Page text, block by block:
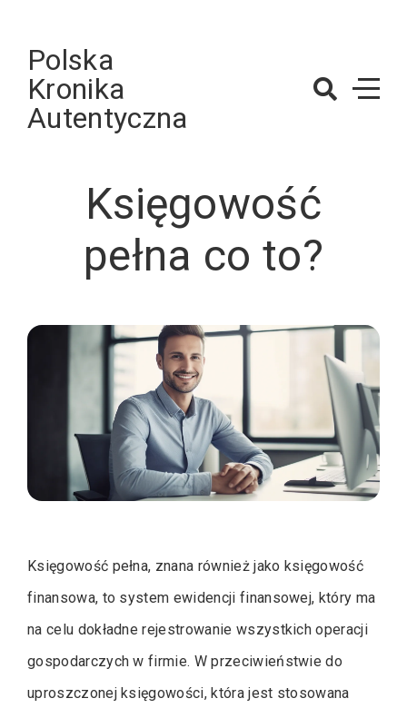
contentPolska
Kronika
Autentyczna
Księgowość
pełna co to?
Księgowość pełna, znana również jako księgowość
finansowa, to system ewidencji finansowej, który ma
na celu dokładne rejestrowanie wszystkich operacji
gospodarczych w firmie. W przeciwieństwie do
uproszczonej księgowości, która jest stosowana